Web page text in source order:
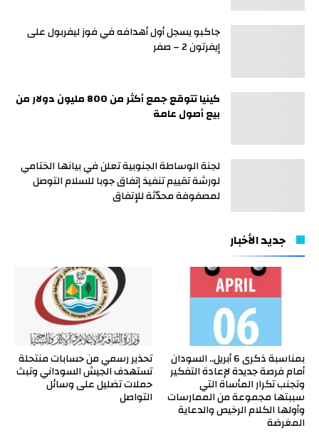
جاكبو يسجل أول أهدافه في فوز ليفربول على
إيفرتون 2 – صفر
كينيا تتوقع جمع أكثر من 800 مليون دولار من
بيع أصول عامة
لجنة الوساطة الجنوبية تعلن في بيانها الختامي
لورشة تقييم تنفيذ إتفاق جوبا للسلام التوصل
لمصفوفة محدّثة للإتفاق
جديد الأخبار
تحذير رسمي من حسابات منتحلة
تستهدف الجيش السوداني وتبث
حملات تضليل على وسائل
التواصل
بمناسبة ذكرى 6 أبريل.. السودان
أمام فرصة جديدة لإعادة التفكير
وتجنب تكرار المأساة التي
سببتها مجموعة من الممارسات
وأولها الكلام الرخيص والدعاية
المغرضة